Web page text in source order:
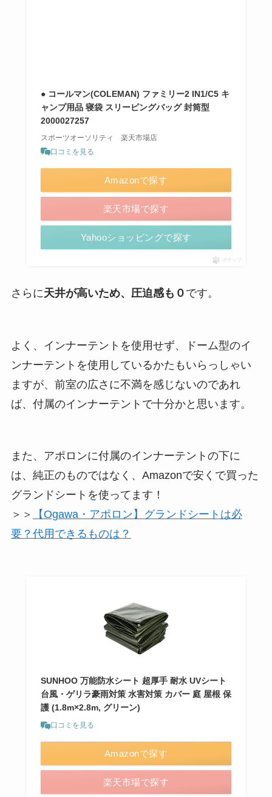
● コールマン(COLEMAN) ファミリー2 IN1/C5 キ
ャンプ用品 寝袋 スリーピングバッグ 封筒型
2000027257
スポーツオーソリティ 楽天市場店
口コミを見る
Amazonで探す
楽天市場で探す
Yahooショッピングで探す
ポチップ
さらに天井が高いため、圧迫感も０ です。
よく、インナーテントを使用せず、ドーム型のイ
ンナーテントを使用しているかたもいらっしゃい
ますが、前室の広さに不満を感じないのであれ
ば、付属のインナーテントで十分かと思います。
また、アポロンに付属のインナーテントの下に
は、純正のものではなく、Amazonで安くで買った
グランドシートを使ってます！
＞＞
【Ogawa・アポロン】グランドシートは必
要？代用できるものは？
SUNHOO 万能防水シート 超厚手 耐水 UVシート
台風・ゲリラ豪雨対策 水害対策 カバー 庭 屋根 保
護 (1.8m×2.8m, グリーン)
口コミを見る
Amazonで探す
楽天市場で探す